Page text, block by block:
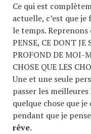
Ce qui est
actuelle, c’est que
le temps. Reprenons
PENSE, CE DONT JE
PROFOND DE MOI-
CHOSE QUE LES
Une et une seule
passer les
quelque chose que
pendant que je
rêve.